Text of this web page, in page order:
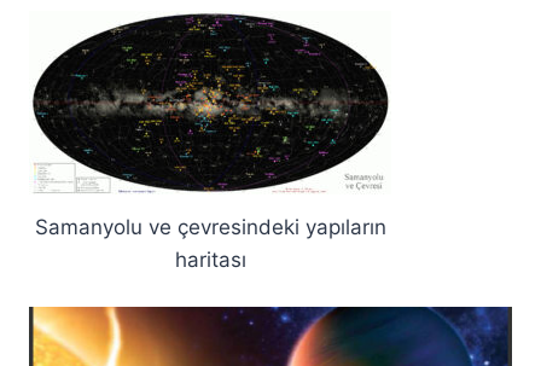
Samanyolu ve çevresindeki yapıların
haritası